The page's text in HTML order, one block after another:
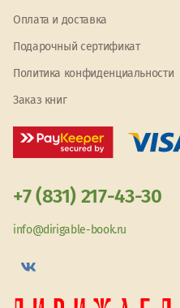
Оплата и доставка
Подарочный сертификат
Политика конфиденциальности
Заказ книг
+7 (831) 217-43-30
info@dirigable-book.ru